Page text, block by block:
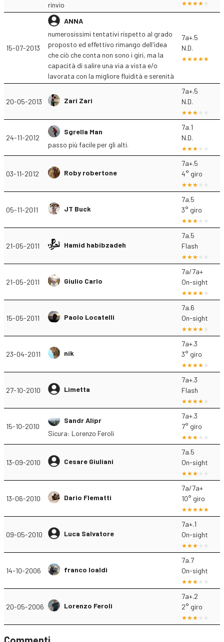
rinvio
15-07-2013
ANNA
numerosissimi tentativi rispetto al grado
proposto ed effettivo rimango dell'idea
che ciò che conta non sono i giri, ma la
capacità di salire una via a vista e/o
lavorata con la migliore fluidità e serenità
7a+.5
N.D.
20-05-2013 Zari Zari
7a+.5
N.D.
24-11-2012
Sgrella Man
passo più facile per gli alti.
7a.1
N.D.
03-11-2012 Roby robertone
7a+.5
4° giro
05-11-2011 JT Buck
7a.5
3° giro
21-05-2011 Hamid habibzadeh
7a.5
Flash
21-05-2011 Giulio Carlo
7a/7a+
On-sight
15-05-2011 Paolo Locatelli
7a.6
On-sight
23-04-2011 nik
7a+.3
3° giro
27-10-2010 Limetta
7a+.3
Flash
15-10-2010
Sandr Alipr
Sicura: Lorenzo Feroli
7a+.3
7° giro
13-09-2010 Cesare Giuliani
7a.5
On-sight
13-06-2010 Dario Flematti
7a/7a+
10° giro
09-05-2010 Luca Salvatore
7a+.1
On-sight
14-10-2006 franco loaldi
7a.7
On-sight
20-05-2006 Lorenzo Feroli
7a+.2
2° giro